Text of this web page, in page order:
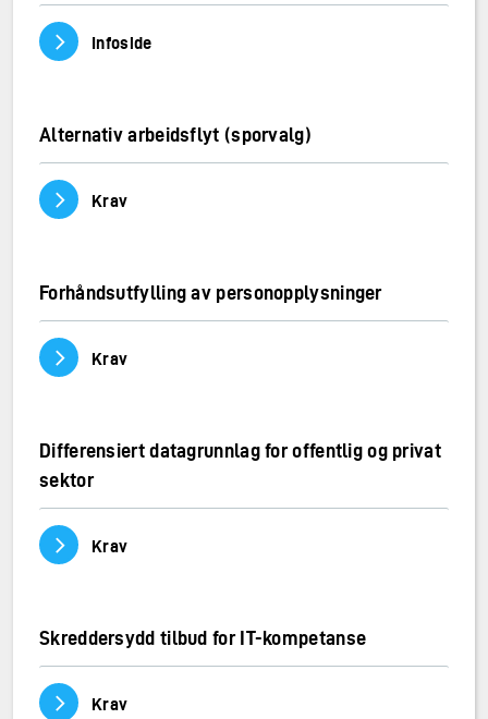
Vis/skjul innhold
Infoside
Alternativ arbeidsflyt (sporvalg)
Vis/skjul innhold
Krav
Forhåndsutfylling av personopplysninger
Vis/skjul innhold
Krav
Differensiert datagrunnlag for offentlig og privat
sektor
Vis/skjul innhold
Krav
Skreddersydd tilbud for IT-kompetanse
Vis/skjul innhold
Krav